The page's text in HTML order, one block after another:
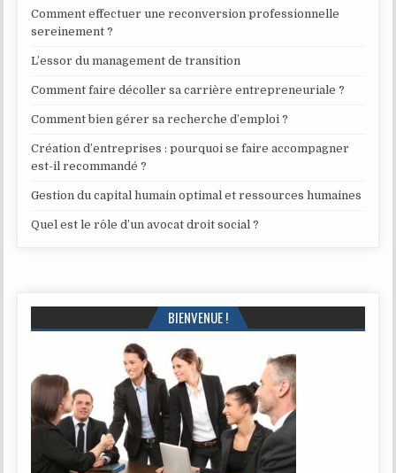
Comment effectuer une reconversion professionnelle
sereinement ?
L’essor du management de transition
Comment faire décoller sa carrière entrepreneuriale ?
Comment bien gérer sa recherche d’emploi ?
Création d’entreprises : pourquoi se faire accompagner
est-il recommandé ?
Gestion du capital humain optimal et ressources humaines
Quel est le rôle d’un avocat droit social ?
BIENVENUE !